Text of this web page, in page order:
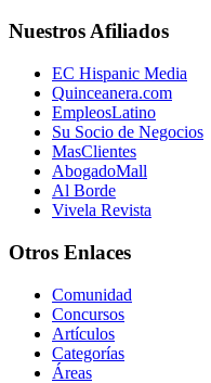
Nuestros Afiliados
EC Hispanic Media
Quinceanera.com
EmpleosLatino
Su Socio de Negocios
MasClientes
AbogadoMall
Al Borde
Vivela Revista
Otros Enlaces
Comunidad
Concursos
Artículos
Categorías
Áreas